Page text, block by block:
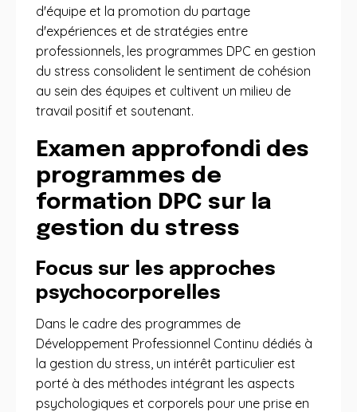
d'équipe et la promotion du partage
d'expériences et de stratégies entre
professionnels, les programmes DPC en gestion
du stress consolident le sentiment de cohésion
au sein des équipes et cultivent un milieu de
travail positif et soutenant.
Examen approfondi des
programmes de
formation DPC sur la
gestion du stress
Focus sur les approches
psychocorporelles
Dans le cadre des programmes de
Développement Professionnel Continu dédiés à
la gestion du stress, un intérêt particulier est
porté à des méthodes intégrant les aspects
psychologiques et corporels pour une prise en